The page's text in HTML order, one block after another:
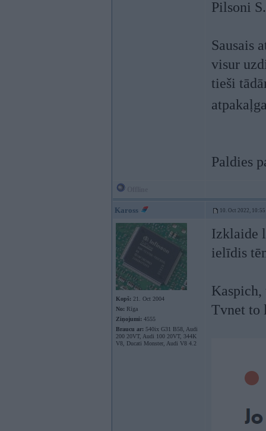
Pilsoni
Sausais
visur
tieši
Paldies
Kaross 10. Oct 2022, 10:55
Kopš: 21. Oct 2004
No: Rīga
Ziņojumi: 4555
Braucu ar: 540ix G31 B58, Audi
200 20VT, Audi 100 20VT, 344K
V8, Ducati Monster, Audi V8 4.2
Izklaide
ielīdis
Tvnet to